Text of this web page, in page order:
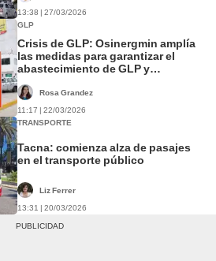
13:38 | 27/03/2026
GLP
Crisis de GLP: Osinergmin amplía
las medidas para garantizar el
abastecimiento de GLP y
Rosa Grandez
11:17 | 22/03/2026
TRANSPORTE
Tacna: comienza alza de pasajes
en el transporte público
Liz Ferrer
13:31 | 20/03/2026